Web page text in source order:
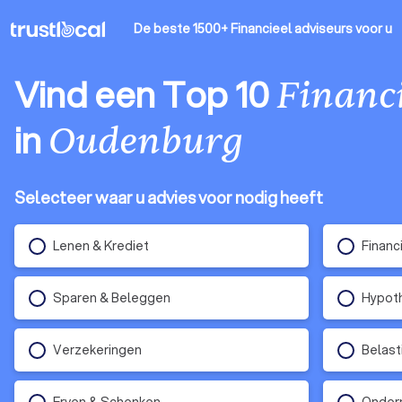
De beste 1500+ Financieel adviseursvoor u
Vind een Top 10
inOudenburg
Selecteer waar u advies voor nodig heeft
Lenen & Krediet
Sparen & Beleggen
Verzekeringen